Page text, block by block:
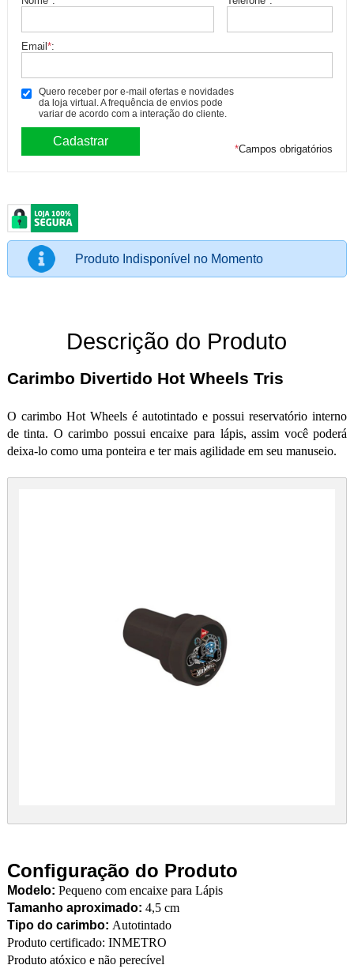
Email*:
Quero receber por e-mail ofertas e novidades
da loja virtual. A frequência de envios pode
variar de acordo com a interação do cliente.
*Campos obrigatórios
Produto Indisponível no Momento
Descrição do Produto
Carimbo Divertido Hot Wheels Tris
O carimbo Hot Wheels é autotintado e possui reservatório interno
de tinta. O carimbo possui encaixe para lápis, assim você poder
deixa-lo como uma ponteira e ter mais agilidade em seu manuseio.
Configuração do Produto
Modelo: Pequeno com encaixe para Lápis
Tamanho aproximado: 4,5 cm
Tipo do carimbo: Autotintado
Produto certificado: INMETRO
Produto atóxico e não perecível